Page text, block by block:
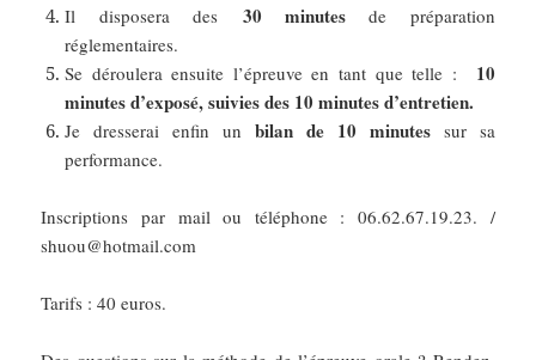
Il disposera des 30 minutesde préparation
réglementaires.
Se déroulera ensuite l’épreuve en tant que telle : 10
minutes d’exposé, suivies des 10 minutes d’entretien.
Je dresserai enfin un bilan de 10 minutessur sa
performance.
Inscriptions par mail ou téléphone : 06.62.67.19.23. /
shuou@hotmail.com
Tarifs : 40 euros.